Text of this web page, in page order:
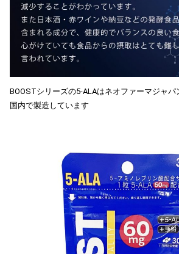
BOOSTシリーズの5-ALAはネオファーマジャ
国内で製造しています